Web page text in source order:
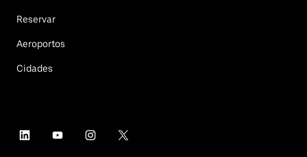
Reservar
Aeroportos
Cidades